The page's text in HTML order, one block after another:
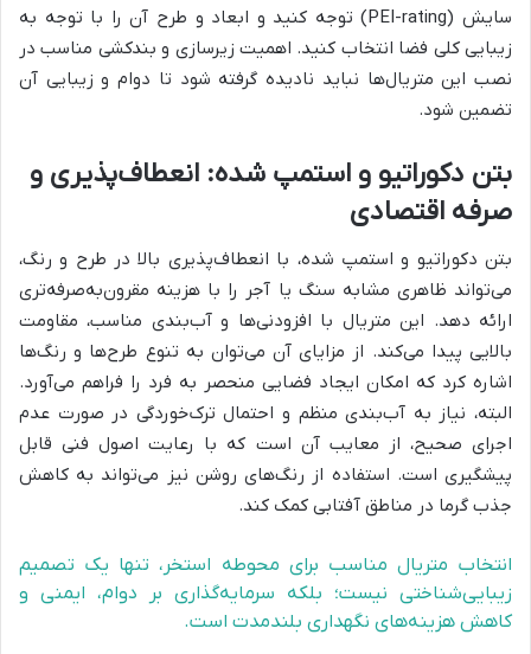
سایش (PEI-rating) توجه کنید و ابعاد و طرح آن را با توجه به
زیبایی کلی فضا انتخاب کنید. اهمیت زیرسازی و بندکشی مناسب در
نصب این متریال‌ها نباید نادیده گرفته شود تا دوام و زیبایی آن
تضمین شود.
بتن دکوراتیو و استمپ شده: انعطاف‌پذیری و
صرفه اقتصادی
بتن دکوراتیو و استمپ شده، با انعطاف‌پذیری بالا در طرح و رنگ،
می‌تواند ظاهری مشابه سنگ یا آجر را با هزینه مقرون‌به‌صرفه‌تری
ارائه دهد. این متریال با افزودنی‌ها و آب‌بندی مناسب، مقاومت
بالایی پیدا می‌کند. از مزایای آن می‌توان به تنوع طرح‌ها و رنگ‌ها
اشاره کرد که امکان ایجاد فضایی منحصر به فرد را فراهم می‌آورد.
البته، نیاز به آب‌بندی منظم و احتمال ترک‌خوردگی در صورت عدم
اجرای صحیح، از معایب آن است که با رعایت اصول فنی قابل
پیشگیری است. استفاده از رنگ‌های روشن نیز می‌تواند به کاهش
جذب گرما در مناطق آفتابی کمک کند.
انتخاب متریال مناسب برای محوطه استخر، تنها یک تصمیم
زیبایی‌شناختی نیست؛ بلکه سرمایه‌گذاری بر دوام، ایمنی و
کاهش هزینه‌های نگهداری بلندمدت است.